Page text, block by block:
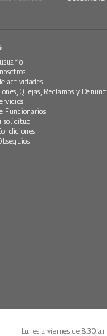
actividades
Quejas, Reclamos y
Funcionarios
solicitud
Lunes a viernes de 8:30